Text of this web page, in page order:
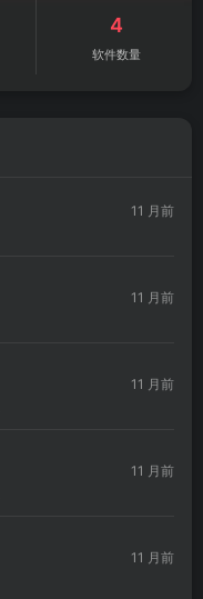
4
软件数量
11 月前
11 月前
11 月前
11 月前
11 月前